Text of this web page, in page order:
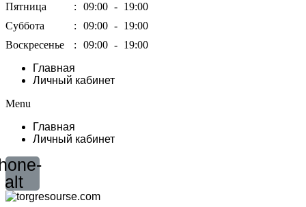
Пятница
: 09:00 - 19:00
Суббота
: 09:00 - 19:00
Воскресенье
: 09:00 - 19:00
Главная
Личный кабинет
Menu
Главная
Личный кабинет
alt